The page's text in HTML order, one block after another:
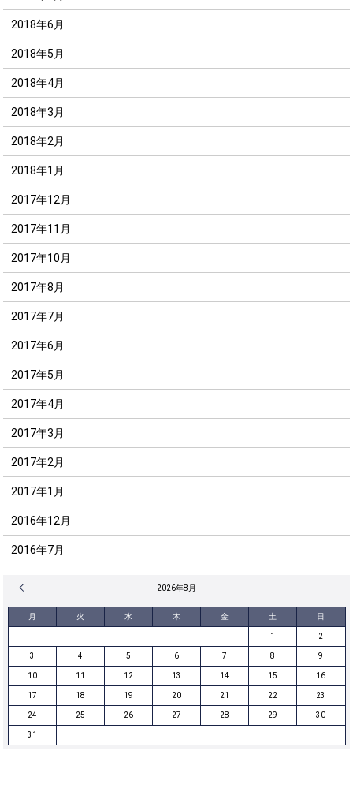
2018年6月
2018年5月
2018年4月
2018年3月
2018年2月
2018年1月
2017年12月
2017年11月
2017年10月
2017年8月
2017年7月
2017年6月
2017年5月
2017年4月
2017年3月
2017年2月
2017年1月
2016年12月
2016年7月
2026年8月
月 火 水 木 金 土 日
1 2
3 4 5 6 7 8 9
10 11 12 13 14 15 16
17 18 19 20 21 22 23
24 25 26 27 28 29 30
31